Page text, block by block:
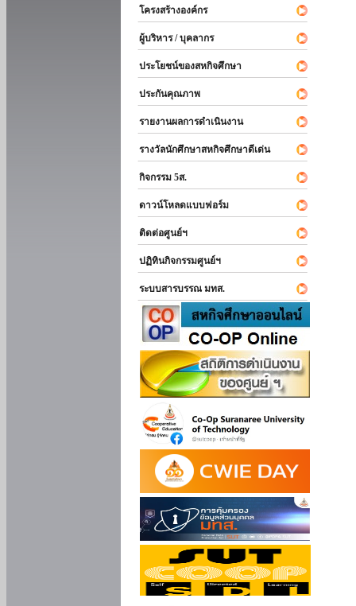
โครงสร้างองค์กร
ผู้บริหาร / บุคลากร
ประโยชน์ของสหกิจศึกษา
ประกันคุณภาพ
รายงานผลการดำเนินงาน
รางวัลนักศึกษาสหกิจศึกษาดีเด่น
กิจกรรม 5ส.
ดาวน์โหลดแบบฟอร์ม
ติดต่อศูนย์ฯ
ปฏิทินกิจกรรมศูนย์ฯ
ระบบสารบรรณ มทส.